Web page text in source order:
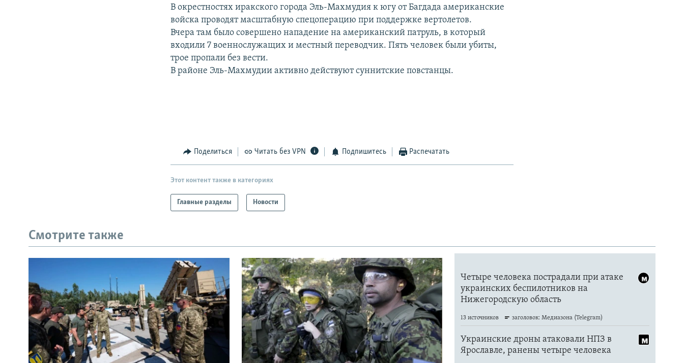
В окрестностях иракского города Эль-Махмудия к югу от Багдада американские
войска проводят масштабную спецоперацию при поддержке вертолетов.
Вчера там было совершено нападение на американский патруль, в который
входили 7 военнослужащих и местный переводчик. Пять человек были убиты,
трое пропали без вести.
В районе Эль-Махмудии активно действуют суннитские повстанцы.
Поделиться Читать без VPN Подпишитесь Распечатать
Этот контент также в категориях
Главные разделы Новости
Смотрите также